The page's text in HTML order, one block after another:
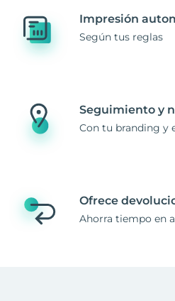
Impresión
Según tus reglas
Seguimiento y
Con tu branding y
Ofrece
Ahorra tiempo en